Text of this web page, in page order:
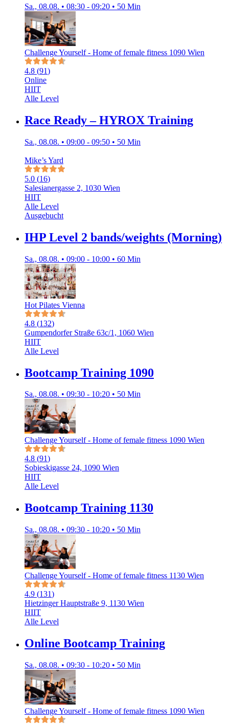
Sa., 08.08. • 08:30 - 09:20 • 50 Min
Challenge Yourself - Home of female fitness 1090 Wien
4.8 (91)
Online
HIIT
Alle Level
Race Ready – HYROX Training
Sa., 08.08. • 09:00 - 09:50 • 50 Min
Mike’s Yard
5.0 (16)
Salesianergasse 2, 1030 Wien
HIIT
Alle Level
Ausgebucht
IHP Level 2 bands/weights (Morning)
Sa., 08.08. • 09:00 - 10:00 • 60 Min
Hot Pilates Vienna
4.8 (132)
Gumpendorfer Straße 63c/1, 1060 Wien
HIIT
Alle Level
Bootcamp Training 1090
Sa., 08.08. • 09:30 - 10:20 • 50 Min
Challenge Yourself - Home of female fitness 1090 Wien
4.8 (91)
Sobieskigasse 24, 1090 Wien
HIIT
Alle Level
Bootcamp Training 1130
Sa., 08.08. • 09:30 - 10:20 • 50 Min
Challenge Yourself - Home of female fitness 1130 Wien
4.9 (131)
Hietzinger Hauptstraße 9, 1130 Wien
HIIT
Alle Level
Online Bootcamp Training
Sa., 08.08. • 09:30 - 10:20 • 50 Min
Challenge Yourself - Home of female fitness 1090 Wien